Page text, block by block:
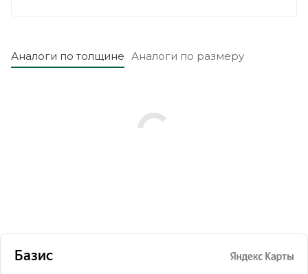
Аналоги по толщине Аналоги по размеру